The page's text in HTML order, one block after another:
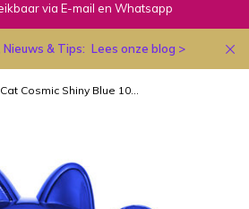
via E-mail en Whatsapp
& Tips: Lees onze blog >
Cosmic Shiny Blue 10...